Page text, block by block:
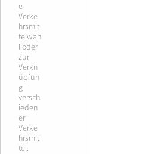
e
Verke
hrsmit
telwah
l oder
zur
Verkn
üpfun
g
versch
ieden
er
Verke
hrsmit
tel.